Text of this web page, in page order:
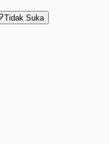
Tidak Suka